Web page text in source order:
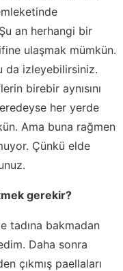
an herhangi bir
ulaşmak mümkün.
da izleyebilirsiniz.
birebir aynısını
her yerde
Ama buna rağmen
Çünkü elde
gerekir?
tadına bakmadan
Daha sonra
çıkmış paellaları